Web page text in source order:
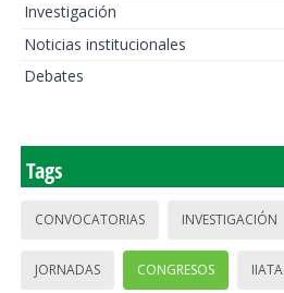
Investigación
Noticias institucionales
Debates
Tags
CONVOCATORIAS INVESTIGACIÓN
JORNADAS CONGRESOS IIATA